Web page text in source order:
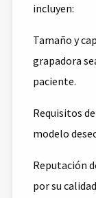
incluyen:
Tamaño y
grapadora
paciente.
Requisitos
modelo
Reputación
por su